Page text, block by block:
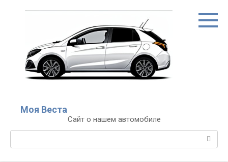
Моя Веста
Сайт о нашем автомобиле
Поиск: